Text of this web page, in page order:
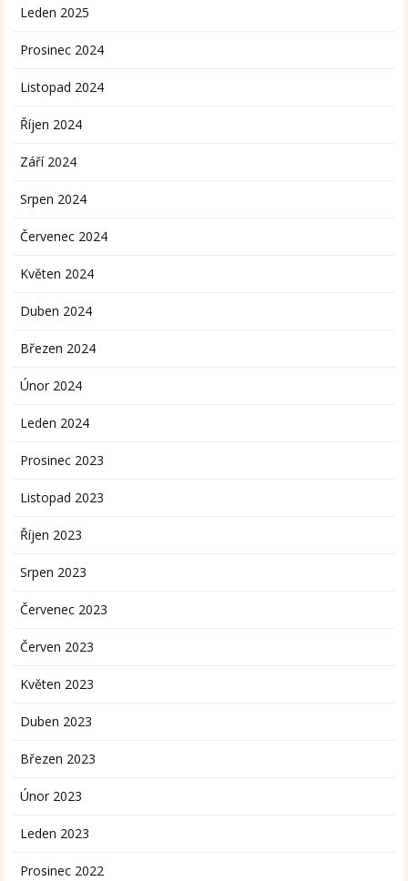
Leden 2025
Prosinec 2024
Listopad 2024
Říjen 2024
Září 2024
Srpen 2024
Červenec 2024
Květen 2024
Duben 2024
Březen 2024
Únor 2024
Leden 2024
Prosinec 2023
Listopad 2023
Říjen 2023
Srpen 2023
Červenec 2023
Červen 2023
Květen 2023
Duben 2023
Březen 2023
Únor 2023
Leden 2023
Prosinec 2022